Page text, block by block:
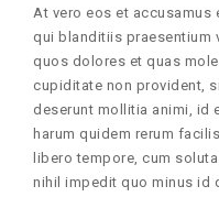
At vero eos et
qui blanditiis praesentium
quos dolores et quas
cupiditate non provident,
deserunt mollitia animi, id
harum quidem rerum
libero tempore, cum
nihil impedit quo minus id